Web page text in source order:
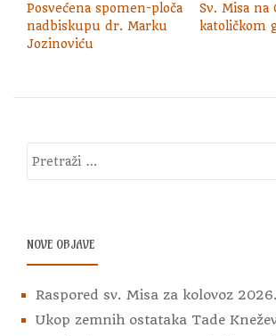
Posvećena spomen-ploča
nadbiskupu dr. Marku
Jozinoviću
Sv. Misa na
katoličkom
NOVE OBJAVE
Raspored sv. Misa za kolovoz 2026.
Ukop zemnih ostataka Tade